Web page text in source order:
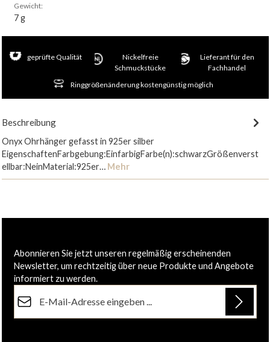
Gewicht:
7 g
geprüfte Qualität
Nickelfreie
Schmuckstücke
Lieferant für den
Fachhandel
Ringgrößenänderung kostengünstig möglich
Beschreibung
Onyx Ohrhänger gefasst in 925er silber
EigenschaftenFarbgebung:EinfarbigFarbe(n):schwarzGrößenverst
ellbar:NeinMaterial:925er… Mehr
Abonnieren Sie jetzt unseren regelmäßig erscheinenden
Newsletter, um rechtzeitig über neue Produkte und Angebote
informiert zu werden.